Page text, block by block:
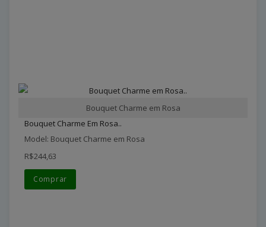
Bouquet Charme em Rosa
Bouquet Charme Em Rosa..
Model: Bouquet Charme em Rosa
R$244,63
Comprar